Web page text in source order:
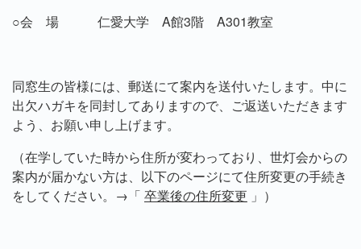
○会 場 仁愛大学 A館3階 A301教室
同窓生の皆様には、郵送にて案内を送付いたします。中に
出欠ハガキを同封してありますので、ご返送いただきます
よう、お願い申し上げます。
（在学していた時から住所が変わっており、世灯会からの
案内が届かない方は、以下のページにて住所変更の手続き
をしてください。→「 卒業後の住所変更 」）